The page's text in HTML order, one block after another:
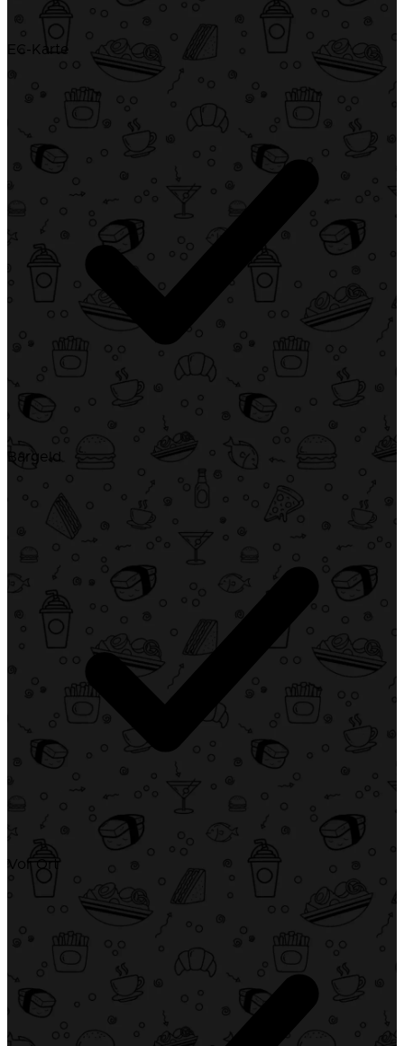
EC-Karte
Bargeld
Vor Ort